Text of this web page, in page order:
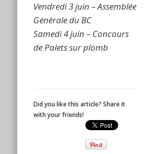
Vendredi 3 juin – Assemblée
Générale du BC
Samedi 4 juin – Concours
de Palets sur plomb
Did you like this article? Share it
with your friends!